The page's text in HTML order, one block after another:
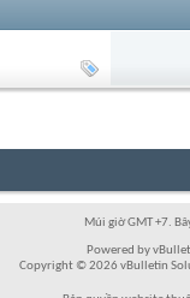
Múi giờ GMT +7.
Powered by
Copyright © 2026 vBulletin